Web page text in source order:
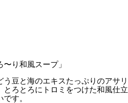
〜り和風スープ」
豆と海のエキスたっぷりのアサリ
とろとろにトロミをつけた和風仕立
す。